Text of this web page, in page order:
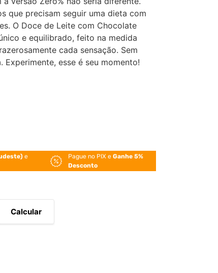
que precisam seguir uma dieta com
O Doce de Leite com Chocolate
e equilibrado, feito na medida
cada sensação. Sem
esse é seu momento!
e
Pague no PIX e Ganhe 5%
Desconto
Calcular